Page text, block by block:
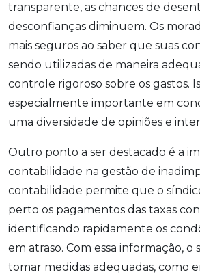
transparente, as chances de
desconfianças diminuem. Os
mais seguros ao saber que suas
sendo utilizadas de maneira
controle rigoroso sobre os gastos.
especialmente importante em
uma diversidade de opiniões e
Outro ponto a ser destacado é a
contabilidade na gestão de
contabilidade permite que o
perto os pagamentos das taxas
identificando rapidamente os
em atraso. Com essa informação, o
tomar medidas adequadas, como